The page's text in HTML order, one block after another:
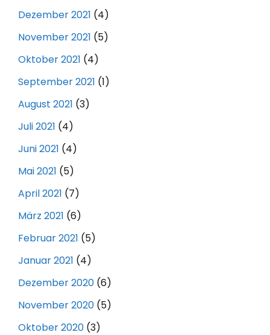
Dezember 2021 (4)
November 2021 (5)
Oktober 2021 (4)
September 2021 (1)
August 2021 (3)
Juli 2021 (4)
Juni 2021 (4)
Mai 2021 (5)
April 2021 (7)
März 2021 (6)
Februar 2021 (5)
Januar 2021 (4)
Dezember 2020 (6)
November 2020 (5)
Oktober 2020 (3)